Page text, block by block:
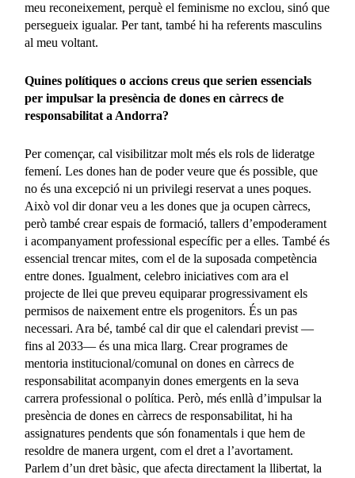
meu reconeixement, perquè el feminisme no exclou, sinó que
persegueix igualar. Per tant, també hi ha referents masculins
al meu voltant.
Quines polítiques o accions creus que serien essencials
per impulsar la presència de dones en càrrecs de
responsabilitat a Andorra?
Per començar, cal visibilitzar molt més els rols de lideratge
femení. Les dones han de poder veure que és possible, que
no és una excepció ni un privilegi reservat a unes poques.
Això vol dir donar veu a les dones que ja ocupen càrrecs,
però també crear espais de formació, tallers d’empoderament
i acompanyament professional específic per a elles. També és
essencial trencar mites, com el de la suposada competència
entre dones. Igualment, celebro iniciatives com ara el
projecte de llei que preveu equiparar progressivament els
permisos de naixement entre els progenitors. És un pas
necessari. Ara bé, també cal dir que el calendari previst —
fins al 2033— és una mica llarg. Crear programes de
mentoria institucional/comunal on dones en càrrecs de
responsabilitat acompanyin dones emergents en la seva
carrera professional o política. Però, més enllà d’impulsar la
presència de dones en càrrecs de responsabilitat, hi ha
assignatures pendents que són fonamentals i que hem de
resoldre de manera urgent, com el dret a l’avortament.
Parlem d’un dret bàsic, que afecta directament la llibertat, la